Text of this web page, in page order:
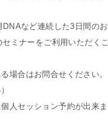
など連続した3日間の
ミナーをご利用いただくこ
場合はお問合せください。
人セッション予約が出来